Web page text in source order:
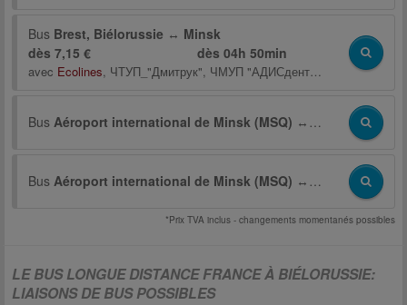
Bus Brest, Biélorussie ↔ Minsk
dès 7,15 €
dès 04h 50min
avec Ecolines, ЧТУП_"Дмитрук", ЧМУП "АДИСдент" , BS ОАО"АП г.
Bus Aéroport international de Minsk (MSQ) ↔ Baryssaw
Bus Aéroport international de Minsk (MSQ) ↔ Brest,
*Prix TVA inclus - changements momentanés possibles
LE BUS LONGUE DISTANCE FRANCE À BIÉLORUSSIE:
LIAISONS DE BUS POSSIBLES